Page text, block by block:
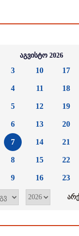
აგვისტო 2026
3
4
5
6
7
8
9
10
11
12
13
14
15
16
17
18
19
20
21
22
23